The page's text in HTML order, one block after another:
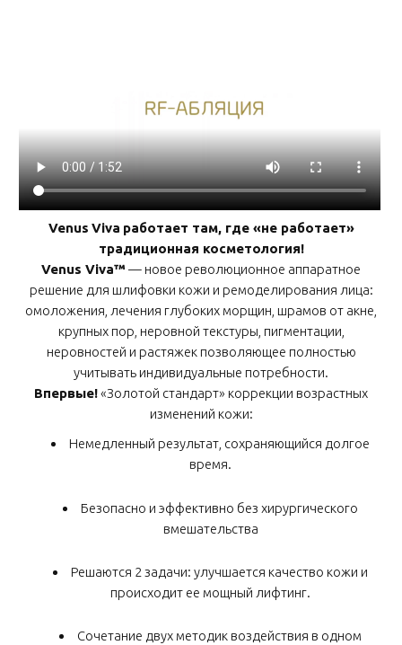
Venus Viva работает там, где «не работает»
традиционная косметология!
Venus Viva™ — новое революционное аппаратное
решение для шлифовки кожи и ремоделирования лица:
омоложения, лечения глубоких морщин, шрамов от акне,
крупных пор, неровной текстуры, пигментации,
неровностей и растяжек позволяющее полностью
учитывать индивидуальные потребности.
Впервые!«Золотой стандарт» коррекции возрастных
изменений кожи:
Немедленный результат, сохраняющийся долгое
время.
Безопасно и эффективно без хирургического
вмешательства
Решаются 2 задачи: улучшается качество кожи и
происходит ее мощный лифтинг.
Сочетание двух методик воздействия в одном